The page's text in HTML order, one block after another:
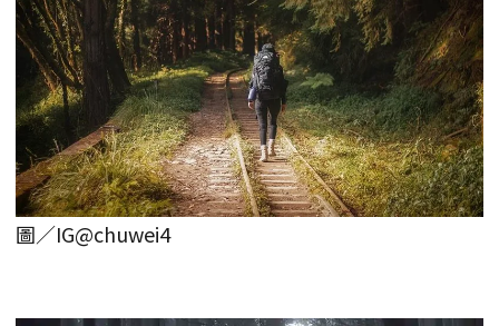
圖／IG@chuwei4